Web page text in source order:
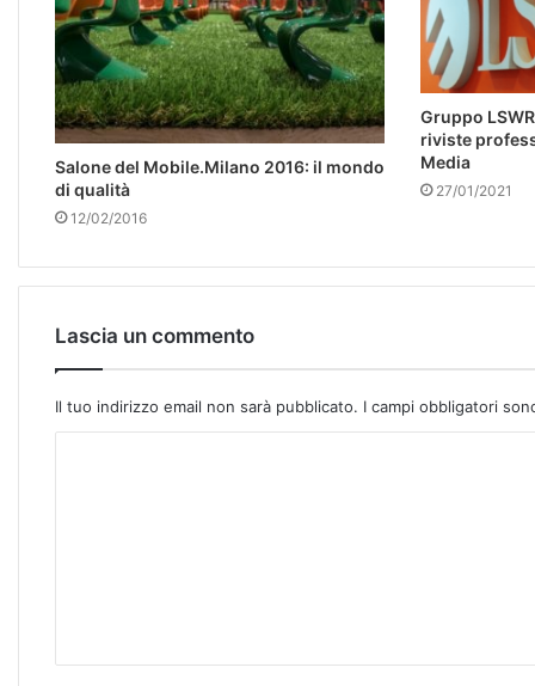
Salone del Mobile.Milano 2016: il mondo
di qualità
12/02/2016
Gruppo
riviste
Media
27/01/2021
Lascia un commento
Il tuo indirizzo email non sarà pubblicato. I campi obbligatori